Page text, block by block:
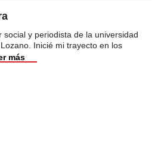
social y periodista de la universidad
Inicié mi trayecto en los
más